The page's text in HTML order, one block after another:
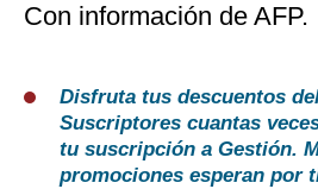
Con información de AFP.
Disfruta tus descuentos
Suscriptores cuantas
tu suscripción a Gestión.
promociones esperan por